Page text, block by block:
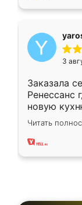
3
Заказала
Ренессанс
новую
вполне
два года,
Читать